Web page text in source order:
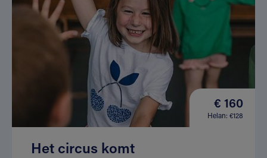
€ 160
Helan: €128
Het circus komt